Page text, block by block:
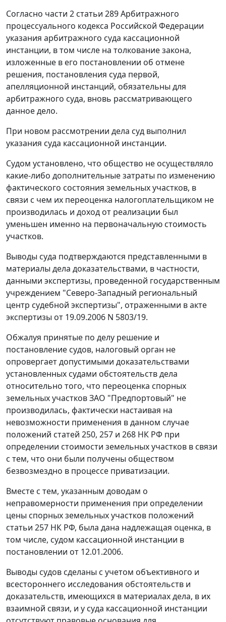
Согласно части 2 статьи 289Арбитражного
процессуального кодекса Российской Федерации
указания арбитражного суда кассационной
инстанции, в том числе на толкование закона,
изложенные в его постановлении об отмене
решения, постановления суда первой,
апелляционной инстанций, обязательны для
арбитражного суда, вновь рассматривающего
данное дело.
При новом рассмотрении дела суд выполнил
указания суда кассационной инстанции.
Судом установлено, что общество не осуществляло
какие-либо дополнительные затраты по изменению
фактического состояния земельных участков, в
связи с чем их переоценка налогоплательщиком не
производилась и доход от реализации был
уменьшен именно на первоначальную стоимость
участков.
Выводы суда подтверждаются представленными в
материалы дела доказательствами, в частности,
данными экспертизы, проведенной государственным
учреждением "Северо-Западный региональный
центр судебной экспертизы", отраженными в акте
экспертизы от 19.09.2006 N 5803/19.
Обжалуя принятые по делу решение и
постановление судов, налоговый орган не
опровергает допустимыми доказательствами
установленных судами обстоятельств дела
относительно того, что переоценка спорных
земельных участков ЗАО "Предпортовый" не
производилась, фактически настаивая на
невозможности применения в данном случае
положений статей 250, 257 и 268 НК РФ при
определении стоимости земельных участков в связи
с тем, что они были получены обществом
безвозмездно в процессе приватизации.
Вместе с тем, указанным доводам о
неправомерности применения при определении
цены спорных земельных участков положений
статьи 257 НК РФ, была дана надлежащая оценка, в
том числе, судом кассационной инстанции в
постановлении от 12.01.2006.
Выводы судов сделаны с учетом объективного и
всестороннего исследования обстоятельств и
доказательств, имеющихся в материалах дела, в их
взаимной связи, и у суда кассационной инстанции